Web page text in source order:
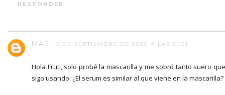
RESPONDER
MAR 10 DE SEPTIEMBRE DE 2020 A LAS 21:31
Hola Fruti, solo probé la mascarilla y me sobró tanto suero
sigo usando. ¿El serum es similar al que viene en la mascarilla?